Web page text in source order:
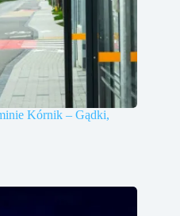
Kórnik – Gądki,